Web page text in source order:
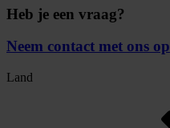
Heb je een vraag?
Neem contact met ons op
Land